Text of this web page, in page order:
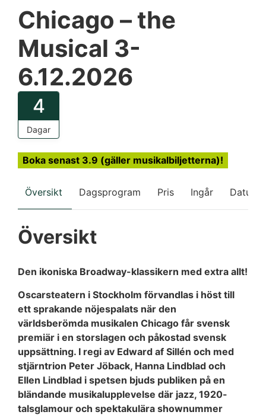
Chicago – the
Musical 3-
6.12.2026
4
Dagar
Boka senast 3.9 (gäller musikalbiljetterna)!
Översikt Dagsprogram Pris Ingår Datum
Översikt
Den ikoniska Broadway-klassikern med extra allt!
Oscarsteatern i Stockholm förvandlas i höst till
ett sprakande nöjespalats när den
världsberömda musikalen Chicago får svensk
premiär i en storslagen och påkostad svensk
uppsättning. I regi av Edward af Sillén och med
stjärntrion Peter Jöback, Hanna Lindblad och
Ellen Lindblad i spetsen bjuds publiken på en
bländande musikalupplevelse där jazz, 1920-
talsglamour och spektakulära shownummer